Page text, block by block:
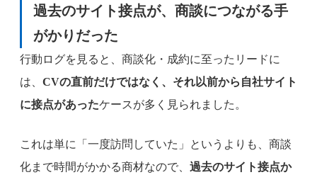
過去のサイト接点が、商談につながる手
がかりだった
行動ログを見ると、商談化・成約に至ったリードに
は、 CVの直前だけではなく、それ以前から自社サイト
に接点があったケースが多く見られました。
これは単に「一度訪問していた」というよりも、商談
化まで時間がかかる商材なので、 過去のサイト接点か